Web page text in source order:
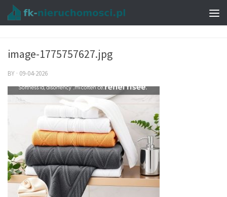
image-1775757627.jpg
BY · 09-04-2026